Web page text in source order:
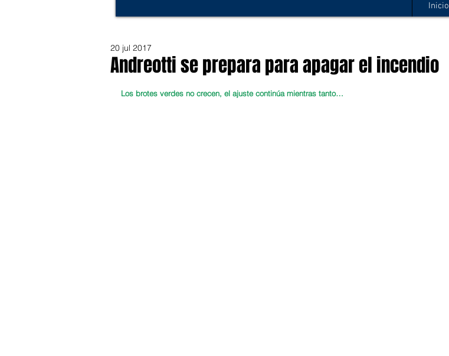
Inicio
Andreotti se prepara para apagar el incendio
20 jul 2017
Los brotes verdes no crecen, el ajuste continúa mientras tanto…